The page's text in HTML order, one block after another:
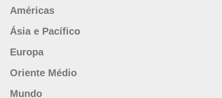
Américas
Ásia e Pacífico
Europa
Oriente Médio
Mundo